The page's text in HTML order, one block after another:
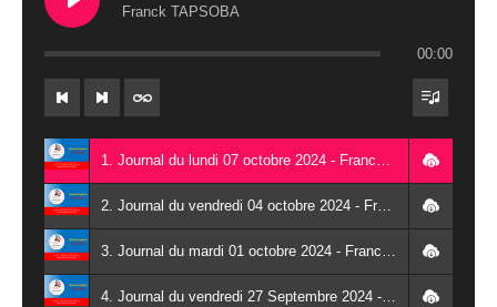
Franck TAPSOBA
00:00
1. Journal du lundi 07 octobre 2024 - Franck TAPSOBA
2. Journal du vendredi 04 octobre 2024 - Franck TAPSOBA
3. Journal du mardi 01 octobre 2024 - Franck TAPSOBA
4. Journal du vendredi 27 Septembre 2024 - Wendlassida KABORE